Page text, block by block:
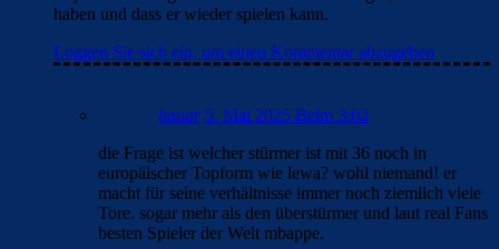
haben und dass er wieder spielen kann.
Loggen Sie sich ein, um einen Kommentar abzugeben
hauar 5. Mai 2025 Beim 3:02
die Frage ist welcher stürmer ist mit 36 noch in
europäischer Topform wie lewa? wohl niemand! er
macht für seine verhältnisse immer noch ziemlich viele
Tore. sogar mehr als den überstürmer und laut real Fans
besten Spieler der Welt mbappe.